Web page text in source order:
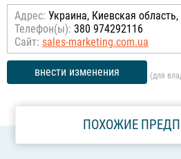
Адрес: Украина, Киевская
Телефон(ы): 380 974292116
Сайт: sales-marketing.com.ua
внести изменения (для
ПОХОЖИЕ